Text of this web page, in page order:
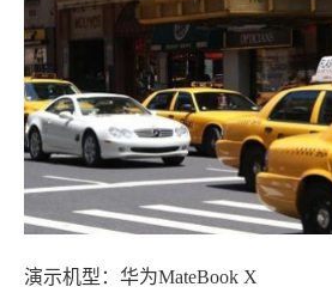
演示机型：华为MateBook X